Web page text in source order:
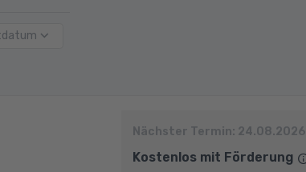
Nächster Termin: 24.08.2026
Kostenlos mit Förderung